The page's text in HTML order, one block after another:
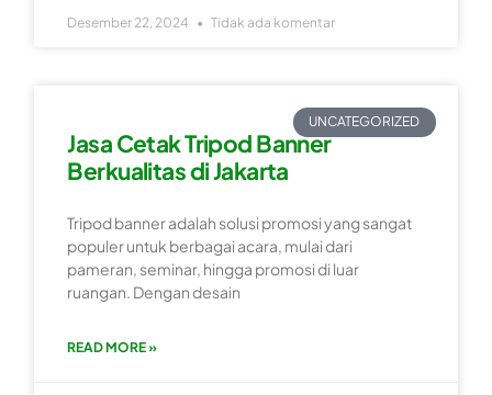
Desember 22, 2024 Tidak ada komentar
UNCATEGORIZED
Jasa Cetak Tripod Banner
Berkualitas di Jakarta
Tripod banner adalah solusi promosi yang sangat
populer untuk berbagai acara, mulai dari
pameran, seminar, hingga promosi di luar
ruangan. Dengan desain
READ MORE »